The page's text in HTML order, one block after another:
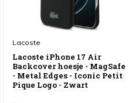
Lacoste
Lacoste iPhone 17 Air
Backcover hoesje - MagSafe
- Metal Edges - Iconic Petit
Pique Logo - Zwart